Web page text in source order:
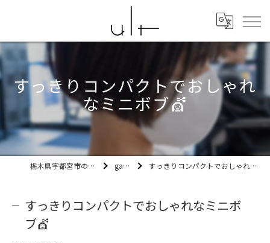
すっきりコンパクトでおしゃれ
なミニボブ💇
栃木県宇都宮市の美容室ult gallery すっきりコンパクトでおしゃれなミニボブ💇
すっきりコンパクトでおしゃれなミニボ
ブ💇